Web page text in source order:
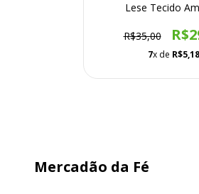
Lese Tecido
R$35,00
7x de R$5,18
Mercadão da Fé